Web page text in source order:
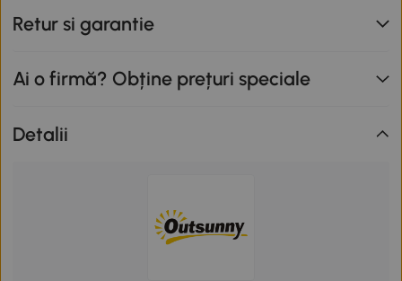
Retur si garantie
Ai o firmă? Obține prețuri speciale
Detalii